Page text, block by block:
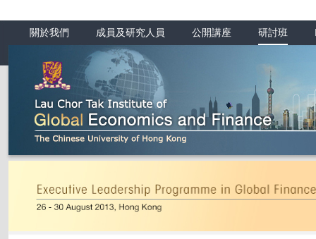
關於我們 成員及研究人員 公開講座 研討班